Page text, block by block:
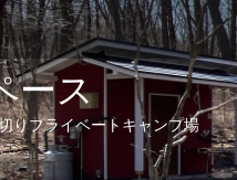
ース
りプライベートキャンプ場